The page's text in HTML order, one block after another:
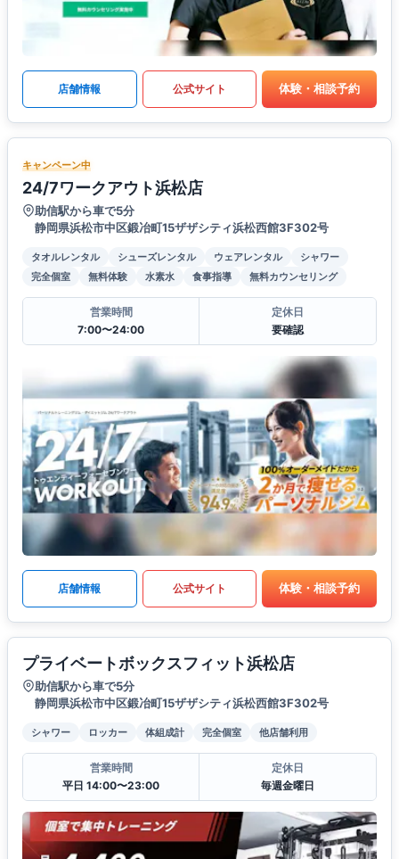
店舗情報 公式サイト 体験・相談予約
キャンペーン中
24/7ワークアウト浜松店
助信駅から車で5分
静岡県浜松市中区鍛冶町15ザザシティ浜松西館3F302号
タオルレンタル シューズレンタル ウェアレンタル
シャワー
完全個室
無料体験 水素水 食事指導 無料カウンセリング
営業時間
7:00〜24:00
定休日
要確認
店舗情報 公式サイト 体験・相談予約
プライベートボックスフィット浜松店
助信駅から車で5分
静岡県浜松市中区鍛冶町15ザザシティ浜松西館3F302号
シャワー ロッカー 体組成計 完全個室 他店舗利用
営業時間
平日 14:00〜23:00
定休日
毎週金曜日